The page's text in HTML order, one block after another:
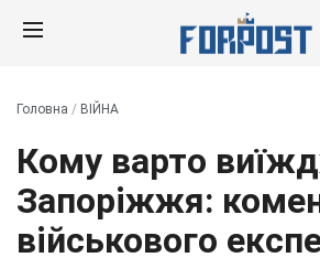
Головна / ВІЙНА
Кому варто
Запоріжжя:
військового